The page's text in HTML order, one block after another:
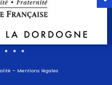
– Mentions légales